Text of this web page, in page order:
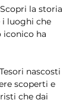
la storia
i luoghi che
ha
nascosti
scoperti e
che dai